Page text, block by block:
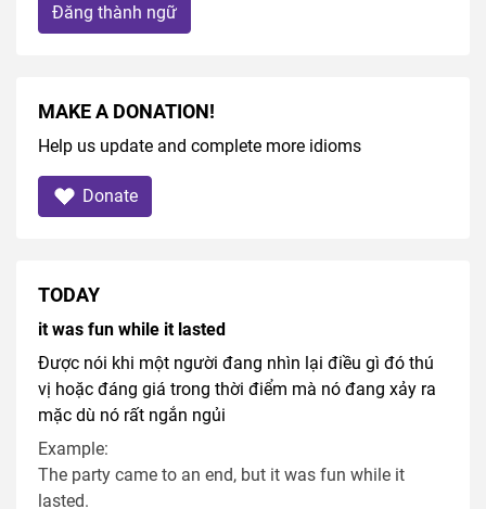
Đăng thành ngữ
MAKE A DONATION!
Help us update and complete more idioms
Donate
TODAY
it was fun while it lasted
Được nói khi một người đang nhìn lại điều gì đó thú
vị hoặc đáng giá trong thời điểm mà nó đang xảy ra
mặc dù nó rất ngắn ngủi
Example:
The party came to an end, but it was fun while it
lasted.